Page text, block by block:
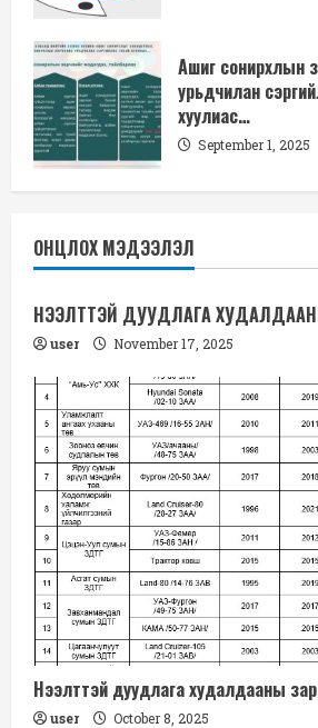
Ашиг сонирхлын
урьдчилан
хуулиас…
September 1, 2025
ОНЦЛОХ МЭДЭЭЛЭЛ
НЭЭЛТТЭЙ ДУУДЛАГА
user November 17, 2025
Нээлттэй дуудлага худалдааны зар
user October 8, 2025